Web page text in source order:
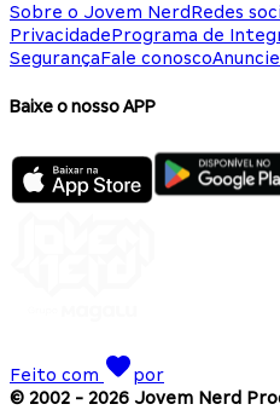
Sobre o Jovem NerdRedes
PrivacidadePrograma de
SegurançaFale conoscoAnuncie
Baixe o nosso APP
Feito com
por
© 2002 - 2026 Jovem Nerd